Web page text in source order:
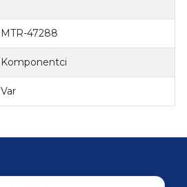
MTR-47288
Komponentci
Var